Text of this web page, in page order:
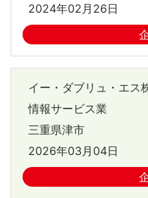
2024年02月26日
イー・ダブリュ・エス
情報サービス業
三重県津市
2026年03月04日